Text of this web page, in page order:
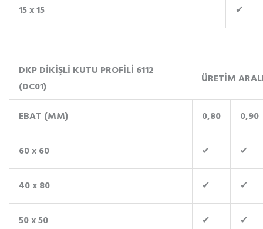
15 x 15 ✔
DKP DİKİŞLİ KUTU PROFİLİ 6112
(DC01)
ÜRETİM
EBAT (MM) 0,80 0,90
60 x 60 ✔ ✔
40 x 80 ✔ ✔
50 x 50 ✔ ✔